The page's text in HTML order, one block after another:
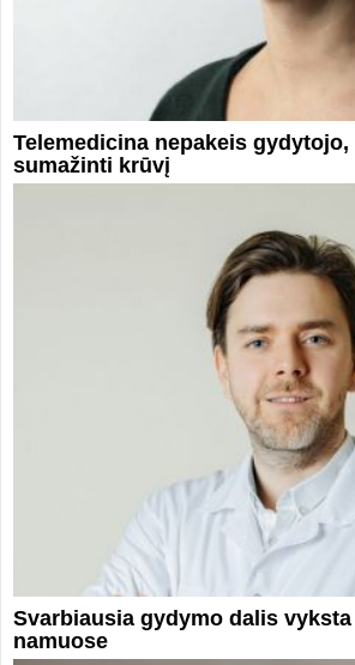
Telemedicina nepakeis gydytojo,
sumažinti krūvį
Svarbiausia gydymo dalis
namuose